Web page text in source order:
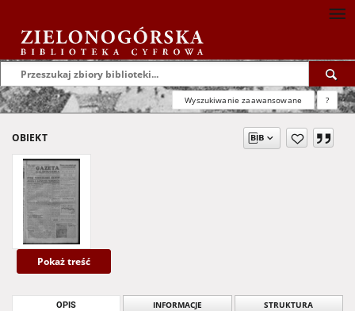
Wyszukiwanie zaawansowane ?
OBIEKT
Pokaż treść
OPIS INFORMACJE STRUKTURA